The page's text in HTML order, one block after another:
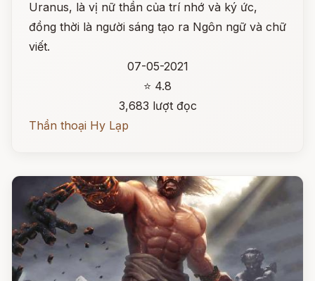
Uranus, là vị nữ thần của trí nhớ và ký ức,
đồng thời là người sáng tạo ra Ngôn ngữ và chữ
viết.
07-05-2021
⭐ 4.8
3,683 lượt đọc
Thần thoại Hy Lạp